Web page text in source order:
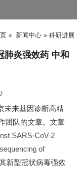
» 新闻中心 » 科研进展
肺炎强效药 中和
来基因诊断高精
团队的文章。文章
SARS-CoV-2
of
新型冠状病毒强效